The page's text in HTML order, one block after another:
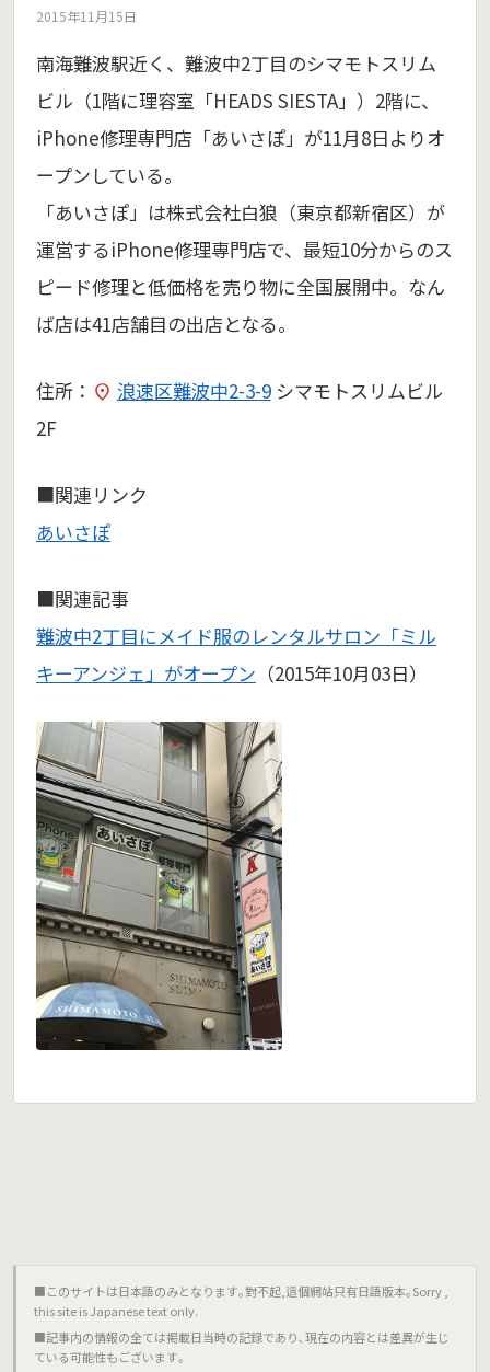
2015年11月15日
南海難波駅近く、難波中2丁目のシマモトスリム
ビル（1階に理容室「HEADS SIESTA」）2階に、
iPhone修理専門店「あいさぽ」が11月8日よりオ
ープンしている。
「あいさぽ」は株式会社白狼（東京都新宿区）が
運営するiPhone修理専門店で、最短10分からのス
ピード修理と低価格を売り物に全国展開中。なん
ば店は41店舗目の出店となる。
住所： 浪速区難波中2-3-9シマモトスリムビル
2F
■関連リンク
あいさぽ
■関連記事
難波中2丁目にメイド服のレンタルサロン「ミル
キーアンジェ」がオープン （2015年10月03日）
■このサイトは日本語のみとなります｡對不起,這個網站只有日語版本｡Sorry ,
this site is Japanese text only.
■記事内の情報の全ては掲載日当時の記録であり､現在の内容とは差異が生じ
ている可能性もございます｡